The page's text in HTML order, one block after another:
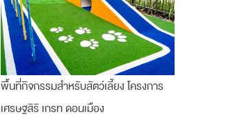
พื้นที่กิจกรรมสำหรับสัตว์เลี้ยง โครงการ
เศรษฐสิริ เกรท ดอนเมือง